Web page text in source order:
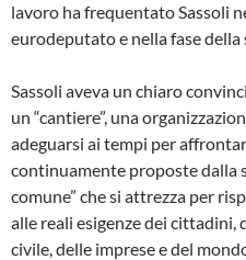
lavoro ha frequentato Sassoli
eurodeputato e nella fase
Sassoli aveva un chiaro
un “cantiere”, una
adeguarsi ai tempi per
continuamente proposte dalla
comune” che si attrezza per
alle reali esigenze dei cittadini,
civile, delle imprese e del